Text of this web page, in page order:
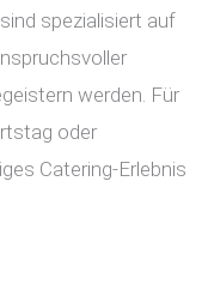
spezialisiert auf
werden. Für
oder
Catering-Erlebnis